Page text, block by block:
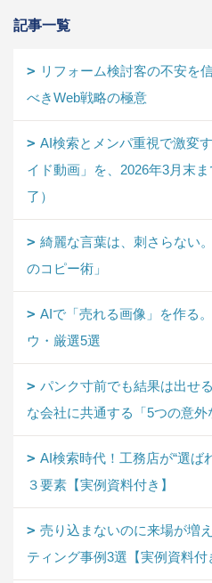
記事一覧
リフォーム検討客の不安を
べきWeb戦略の極意
AI検索とメンパ重視で激変
イド動画」を、2026年3月末
了）
綺麗な言葉は、刺さらない
のコピー術」
AIで「売れる画像」を作る
ウ・厳選5選
パンク寸前でも結果は出せ
な会社に共通する「5つの意外
AI検索時代！工務店が“選ば
３要素【実例資料付き】
売り込まないのに来場が増
ティング事例3選【実例資料付